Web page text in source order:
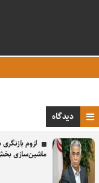
دیدگاه
لزوم
ماشین‌سازی